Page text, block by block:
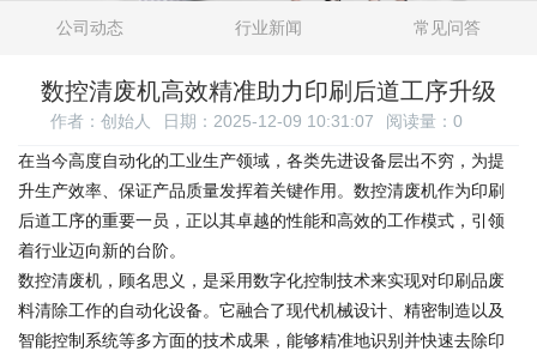
公司动态 行业新闻 常见问答
数控清废机高效精准助力印刷后道工序升级
作者：创始人 日期：2025-12-09 10:31:07 阅读量： 0
在当今高度自动化的工业生产领域，各类先进设备层出不穷，为提
升生产效率、保证产品质量发挥着关键作用。数控清废机作为印刷
后道工序的重要一员，正以其卓越的性能和高效的工作模式，引领
着行业迈向新的台阶。
数控清废机，顾名思义，是采用数字化控制技术来实现对印刷品废
料清除工作的自动化设备。它融合了现代机械设计、精密制造以及
智能控制系统等多方面的技术成果，能够精准地识别并快速去除印